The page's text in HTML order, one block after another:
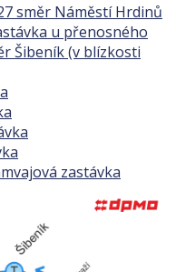
směr Náměstí Hrdinů
u přenosného
Šibeník (v blízkosti
zastávka